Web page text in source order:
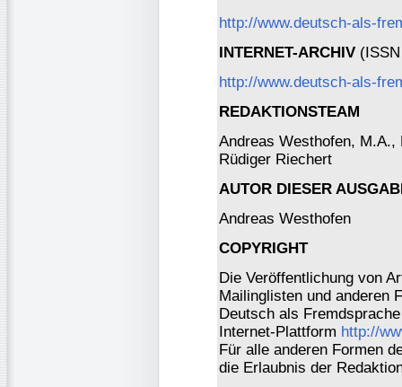
http://www.deutsch-als-
INTERNET-ARCHIV
http://www.deutsch-als-
REDAKTIONSTEAM
Andreas Westhofen, M.A.,
Rüdiger Riechert
AUTOR DIESER
Andreas Westhofen
COPYRIGHT
Die Veröffentlichung von
Mailinglisten und anderen
Deutsch als
Internet-Plattform http://
Für alle anderen Formen
die Erlaubnis der